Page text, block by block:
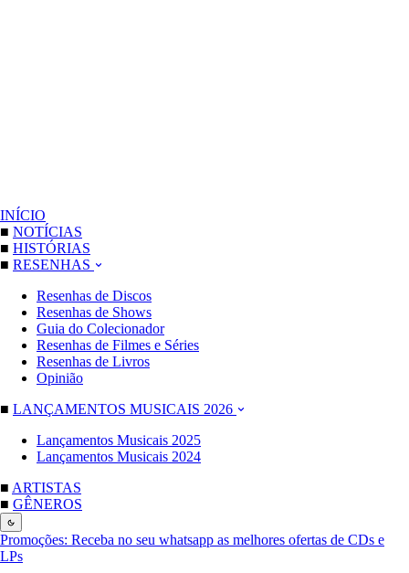
INÍCIO
■ NOTÍCIAS
■ HISTÓRIAS
■ RESENHAS
Resenhas de Discos
Resenhas de Shows
Guia do Colecionador
Resenhas de Filmes e Séries
Resenhas de Livros
Opinião
■ LANÇAMENTOS MUSICAIS 2026
Lançamentos Musicais 2025
Lançamentos Musicais 2024
■ ARTISTAS
■ GÊNEROS
Promoções: Receba no seu whatsapp as melhores ofertas de CDs e
LPs